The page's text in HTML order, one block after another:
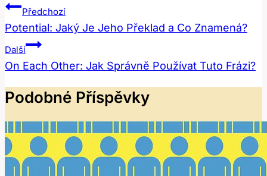
Navigace
Pro
Příspěvek
Předchozí
Potential: Jaký Je Jeho Překlad a Co Znamená?
Další
On Each Other: Jak Správně Používat Tuto Frázi?
Podobné Příspěvky